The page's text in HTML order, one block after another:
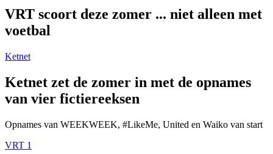
VRT scoort deze zomer ... niet alleen met
voetbal
Ketnet
Ketnet zet de zomer in met de opnames
van vier fictiereeksen
Opnames van WEEKWEEK, #LikeMe, United en Waiko van start
VRT 1